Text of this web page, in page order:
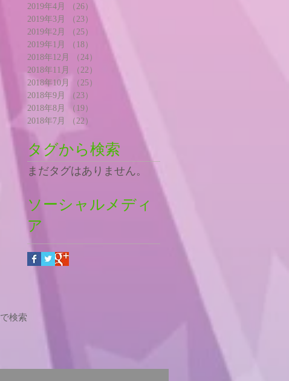
2019年4月
（26）
2019年3月
（23）
2019年2月
（25）
25件の記事
2019年1月
（18）
2018年12月
（24）
2018年11月
（22）
2018年10月
（25）
2018年9月
（23）
2018年8月
（19）
2018年7月
（22）
タグから検索
まだタグはありません。
ソーシャルメディ
ア
で検索